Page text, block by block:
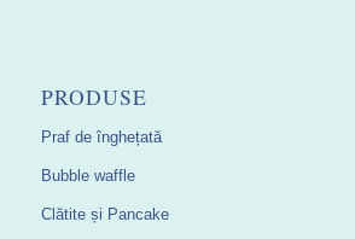
PRODUSE
Praf de înghețată
Bubble waffle
Clătite și Pancake